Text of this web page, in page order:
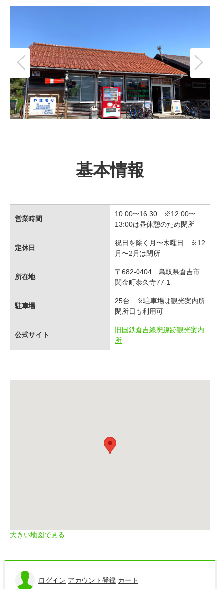
基本情報
営業時間
10:00〜16:30 ※12:00〜
13:00は昼休憩のため閉所
定休日
祝日を除く月〜木曜日 ※12
月〜2月は閉所
所在地
〒682-0404 鳥取県倉吉市
関金町泰久寺77-1
駐車場
25台 ※駐車場は観光案内所
閉所日も利用可
公式サイト
旧国鉄倉吉線廃線跡観光案内
所
大きい地図で見る
ログイン アカウント登録 カート